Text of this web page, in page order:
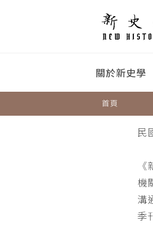
關於新史學
首頁
民
機
溝
季